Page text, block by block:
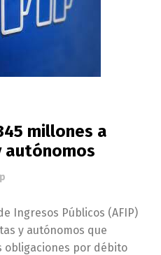
millones a
Ingresos Públicos (AFIP)
y autónomos que
obligaciones por débito